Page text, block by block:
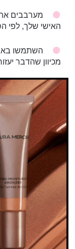
מערבבים
האישי שלך, לפי
השתמשו
מכיוון שהדבר